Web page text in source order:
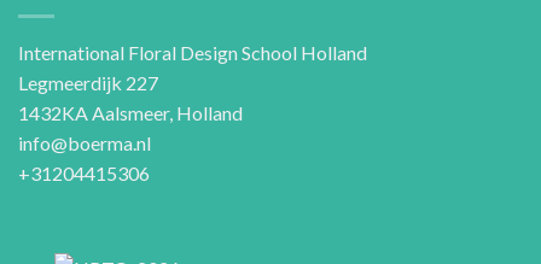
International Floral Design School Holland
Legmeerdijk 227
1432KA Aalsmeer, Holland
info@boerma.nl
+31204415306